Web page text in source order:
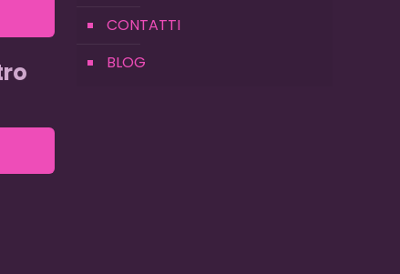
CONTATTI
BLOG